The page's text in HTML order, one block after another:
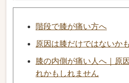
階段で膝が痛い方へ
原因は膝だけではないか
膝の内側が痛い人へ｜原
れかもしれません